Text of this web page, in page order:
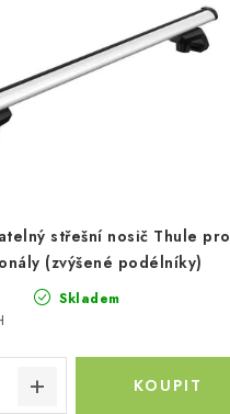
střešní nosič Thule pro
(zvýšené podélníky)
Skladem